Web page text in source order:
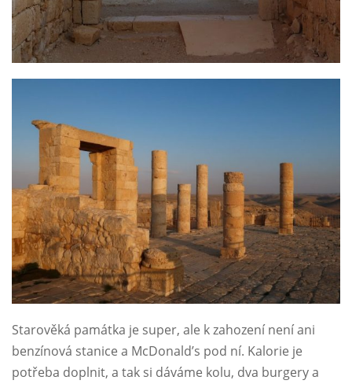
Starověká památka je super, ale k zahození není ani
benzínová stanice a McDonald’s pod ní. Kalorie je
potřeba doplnit, a tak si dáváme kolu, dva burgery a